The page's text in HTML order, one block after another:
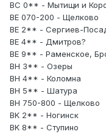
BC 0** - Мытищи и
BE 070-200 - Щелково
BE 2** - Сергиев-
BE 4** - Дмитров?
BE 9** - Раменское,
BH 3** - Озеры
BH 4** - Коломна
BH 5** - Шатура
BH 750-800 - Щелково
BK 2** - Ногинск
BK 8** - Ступино